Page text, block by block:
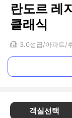
란도르 레
클래식
3.0성급 아파트
객실선택